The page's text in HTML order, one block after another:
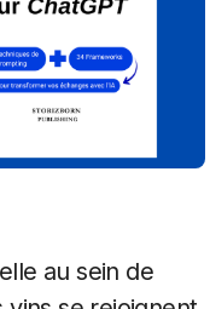
au sein de